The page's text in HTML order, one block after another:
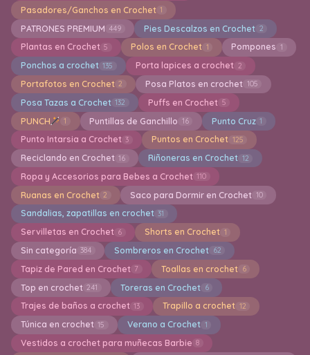
Pasadores/Ganchos en Crochet 1
PATRONES PREMIUM 449 Pies Descalzos en Crochet 2
Plantas en Crochet 5 Polos en Crochet 1 Pompones 1
Ponchos a crochet 135 Porta lapices a crochet 2
Portafotos en Crochet 2 Posa Platos en crochet 105
Posa Tazas a Crochet 132 Puffs en Crochet 5
PUNCH 1 Puntillas de Ganchillo 16 Punto Cruz 1
Punto Intarsia a Crochet 3 Puntos en Crochet 125
Reciclando en Crochet 16 Riñoneras en Crochet 12
Ropa y Accesorios para Bebes a Crochet 110
Ruanas en Crochet 2 Saco para Dormir en Crochet 10
Sandalias, zapatillas en crochet 31
Servilletas en Crochet 6 Shorts en Crochet 1
Sin categoría 384 Sombreros en Crochet 62
Tapiz de Pared en Crochet 7 Toallas en crochet 6
Top en crochet 241 Toreras en Crochet 6
Trajes de baños a crochet 13 Trapillo a crochet 12
Túnica en crochet 15 Verano a Crochet 1
Vestidos a crochet para muñecas Barbie 8